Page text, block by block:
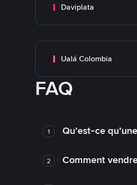
Daviplata
Ualá Colombia
FAQ
1 Qu’est-ce
2 Comment